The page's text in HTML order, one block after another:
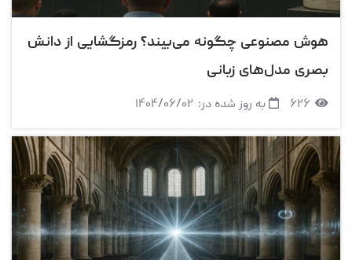
هوش مصنوعی چگونه می‌بیند؟ رمزگشایی از دانش
بصری مدل‌های زبانی
۶۲۶ به روز شده در: ۱۴۰۴/۰۶/۰۲